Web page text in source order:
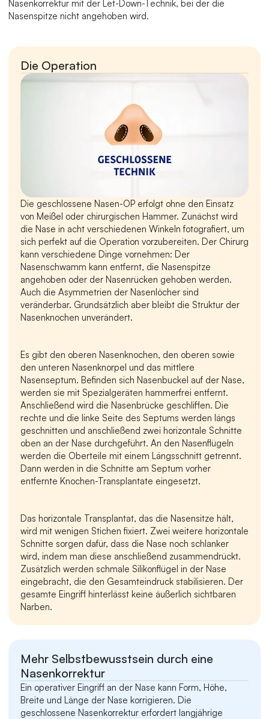
Nasenkorrektur mit der Let-Down-Technik, bei der die
Nasenspitze nicht angehoben wird.
Die Operation
Die geschlossene Nasen-OP erfolgt ohne den Einsatz
von Meißel oder chirurgischen Hammer. Zunächst wird
die Nase in acht verschiedenen Winkeln fotografiert, um
sich perfekt auf die Operation vorzubereiten. Der Chirurg
kann verschiedene Dinge vornehmen: Der
Nasenschwamm kann entfernt, die Nasenspitze
angehoben oder der Nasenrücken gehoben werden.
Auch die Asymmetrien der Nasenlöcher sind
veränderbar. Grundsätzlich aber bleibt die Struktur der
Nasenknochen unverändert.
Es gibt den oberen Nasenknochen, den oberen sowie
den unteren Nasenknorpel und das mittlere
Nasenseptum. Befinden sich Nasenbuckel auf der Nase,
werden sie mit Spezialgeräten hammerfrei entfernt.
Anschließend wird die Nasenbrücke geschliffen. Die
rechte und die linke Seite des Septums werden längs
geschnitten und anschließend zwei horizontale Schnitte
oben an der Nase durchgeführt. An den Nasenflügeln
werden die Oberteile mit einem Längsschnitt getrennt.
Dann werden in die Schnitte am Septum vorher
entfernte Knochen-Transplantate eingesetzt.
Das horizontale Transplantat, das die Nasensitze hält,
wird mit wenigen Stichen fixiert. Zwei weitere horizontale
Schnitte sorgen dafür, dass die Nase noch schlanker
wird, indem man diese anschließend zusammendrückt.
Zusätzlich werden schmale Silikonflügel in der Nase
eingebracht, die den Gesamteindruck stabilisieren. Der
gesamte Eingriff hinterlässt keine äußerlich sichtbaren
Narben.
Mehr Selbstbewusstsein durch eine
Nasenkorrektur
Ein operativer Eingriff an der Nase kann Form, Höhe,
Breite und Länge der Nase korrigieren. Die
geschlossene Nasenkorrektur erfordert langjährige